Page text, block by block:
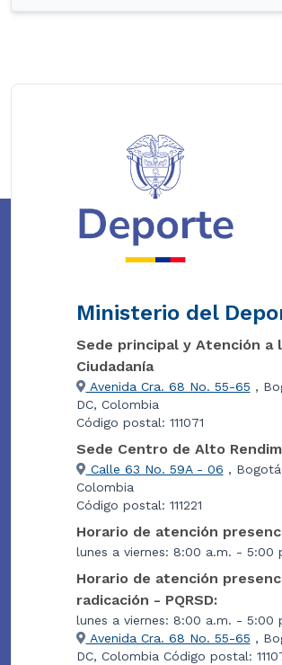
Ministerio del
Sede principal y Atención a
Ciudadanía
Avenida Cra. 68 No. 55-65 ,
DC, Colombia
Código postal: 111071
Sede Centro de Alto
Calle 63 No. 59A - 06 ,
Colombia
Código postal: 111221
Horario de atención
lunes a viernes: 8:00 a.m. - 5:00
Horario de atención
radicación - PQRSD:
lunes a viernes: 8:00 a.m. - 5:00
Avenida Cra. 68 No. 55-65 ,
DC, Colombia Código postal: